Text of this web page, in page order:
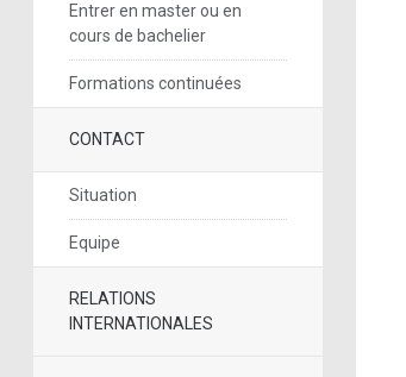
Entrer en master ou en
cours de bachelier
Formations continuées
CONTACT
Situation
Equipe
RELATIONS
INTERNATIONALES